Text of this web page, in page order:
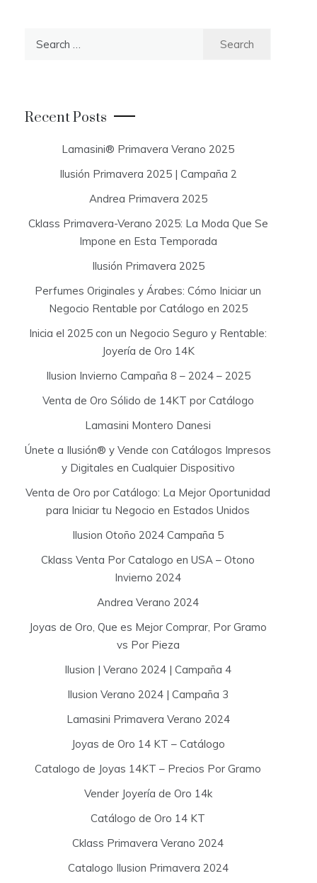
r
:
Recent Posts
Lamasini® Primavera Verano 2025
Ilusión Primavera 2025 | Campaña 2
Andrea Primavera 2025
Cklass Primavera-Verano 2025: La Moda Que Se
Impone en Esta Temporada
Ilusión Primavera 2025
Perfumes Originales y Árabes: Cómo Iniciar un
Negocio Rentable por Catálogo en 2025
Inicia el 2025 con un Negocio Seguro y Rentable:
Joyería de Oro 14K
Ilusion Invierno Campaña 8 – 2024 – 2025
Venta de Oro Sólido de 14KT por Catálogo
Lamasini Montero Danesi
Únete a Ilusión® y Vende con Catálogos Impresos
y Digitales en Cualquier Dispositivo
Venta de Oro por Catálogo: La Mejor Oportunidad
para Iniciar tu Negocio en Estados Unidos
Ilusion Otoño 2024 Campaña 5
Cklass Venta Por Catalogo en USA – Otono
Invierno 2024
Andrea Verano 2024
Joyas de Oro, Que es Mejor Comprar, Por Gramo
vs Por Pieza
Ilusion | Verano 2024 | Campaña 4
Ilusion Verano 2024 | Campaña 3
Lamasini Primavera Verano 2024
Joyas de Oro 14 KT – Catálogo
Catalogo de Joyas 14KT – Precios Por Gramo
Vender Joyería de Oro 14k
Catálogo de Oro 14 KT
Cklass Primavera Verano 2024
Catalogo Ilusion Primavera 2024